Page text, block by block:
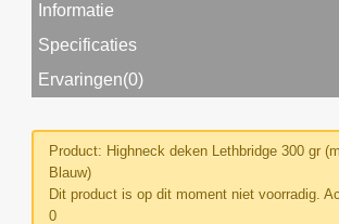
Informatie
Specificaties
Ervaringen(0)
Product: Highneck deken Lethbridge 300 gr
Blauw)
Dit product is op dit moment niet voorradig.
0